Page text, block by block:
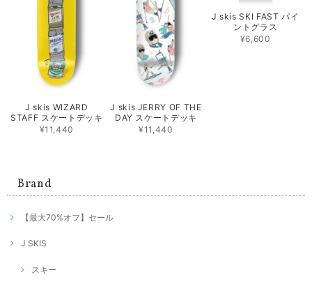
J skis WIZARD
STAFF スケートデッキ
¥11,440
J skis JERRY OF THE
DAY スケートデッキ
¥11,440
J skis SKI FAST パイ
ントグラス
¥6,600
Brand
【最大70%オフ】セール
J SKIS
スキー